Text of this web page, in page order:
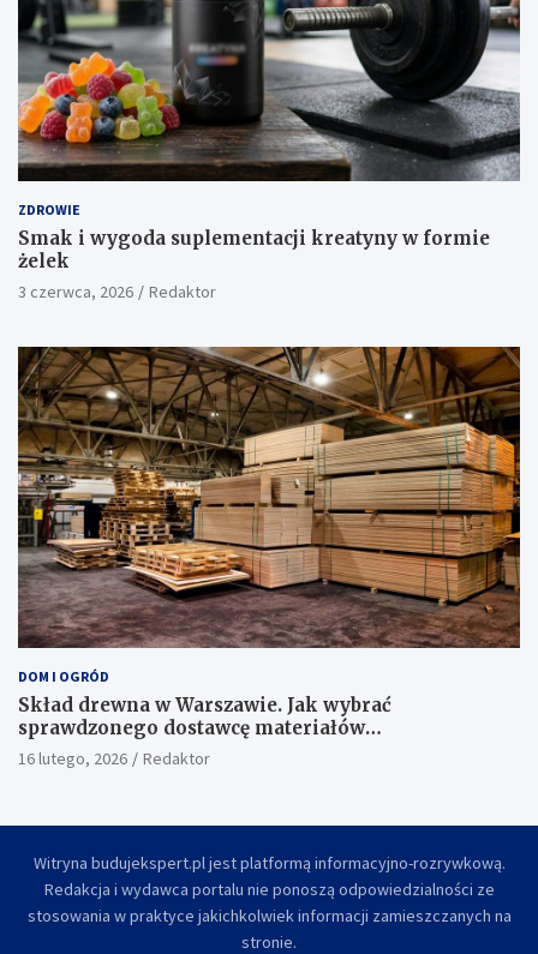
ZDROWIE
Smak i wygoda suplementacji kreatyny w formie
żelek
3 czerwca, 2026 Redaktor
DOM I OGRÓD
Skład drewna w Warszawie. Jak wybrać
sprawdzonego dostawcę materiałów
konstrukcyjnych?
16 lutego, 2026 Redaktor
Witryna budujekspert.pl jest platformą informacyjno-rozrywkową.
Redakcja i wydawca portalu nie ponoszą odpowiedzialności ze
stosowania w praktyce jakichkolwiek informacji zamieszczanych na
stronie.